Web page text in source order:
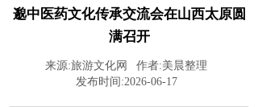
邈中医药文化传承交流会在山西太原圆
满召开
来源:旅游文化网 作者:美晨整理
发布时间:2026-06-17